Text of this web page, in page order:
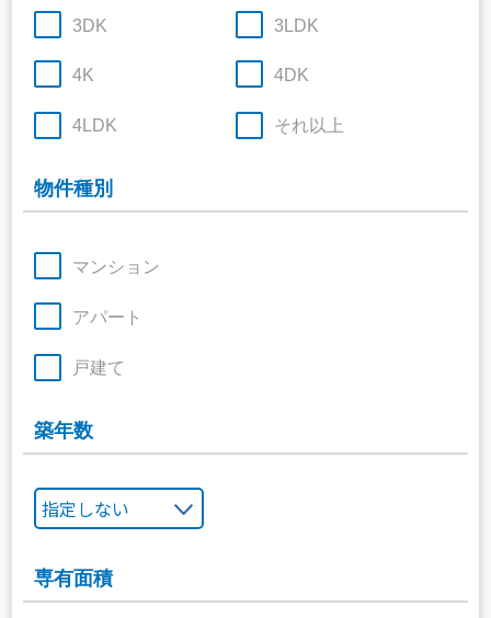
3DK 3LDK
4K 4DK
4LDK それ以上
物件種別
マンション
アパート
戸建て
築年数
専有面積